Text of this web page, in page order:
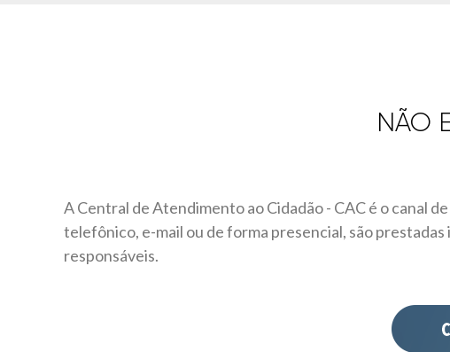
NÃO
A Central de Atendimento ao Cidadão - CAC é o canal
telefônico, e-mail ou de forma presencial, são
responsáveis.